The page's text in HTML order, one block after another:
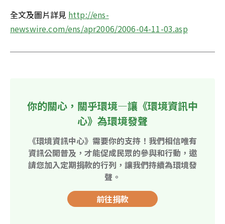
全文及圖片詳見 http://ens-
newswire.com/ens/apr2006/2006-04-11-03.asp
你的關心，關乎環境—讓《環境資訊中
心》為環境發聲
《環境資訊中心》需要你的支持！我們相信唯有
資訊公開普及，才能促成民眾的參與和行動，邀
請您加入定期捐款的行列，讓我們持續為環境發
聲。
前往捐款